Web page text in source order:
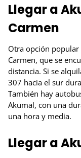
Llegar a
Carmen
Otra opción popular
Carmen, que se
distancia. Si se
307 hacia el sur
También hay
Akumal, con una
una hora y media.
Llegar a